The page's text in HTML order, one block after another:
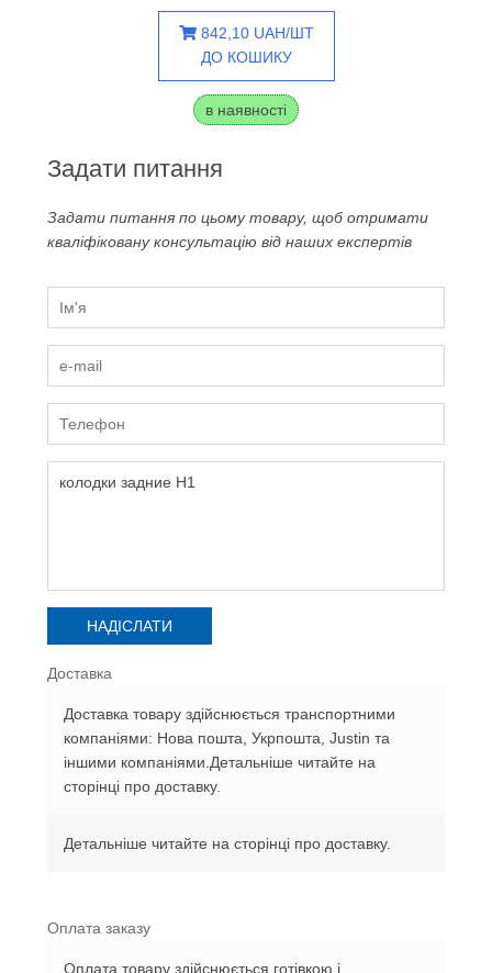
842,10 UAH/ШТ
ДО КОШИКУ
в наявності
Задати питання
Задати питання по цьому товару, щоб отримати
кваліфіковану консультацію від наших експертів
Доставка
Доставка товару здійснюється транспортними
компаніями: Нова пошта, Укрпошта, Justin та
іншими компаніями.Детальніше читайте на
сторінці про доставку.
Детальніше читайте на сторінці про доставку.
Оплата заказу
Оплата товару здійснюється готівкою і